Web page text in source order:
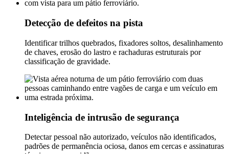
Detecção de defeitos na pista
Identificar trilhos quebrados, fixadores soltos, desalinhamento
de chaves, erosão do lastro e rachaduras estruturais por
classificação de gravidade.
Inteligência de intrusão de segurança
Detectar pessoal não autorizado, veículos não identificados,
padrões de permanência ociosa, danos em cercas e assinaturas